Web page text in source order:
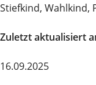
Stiefkind, Wahlkind,
Zuletzt aktualisiert
16.09.2025